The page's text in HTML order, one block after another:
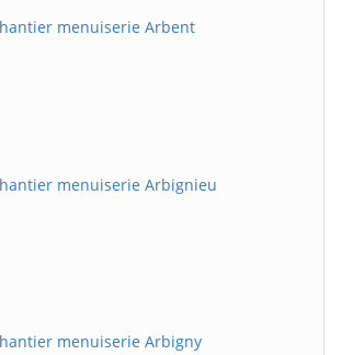
menuiserie Arbent
menuiserie Arbignieu
menuiserie Arbigny